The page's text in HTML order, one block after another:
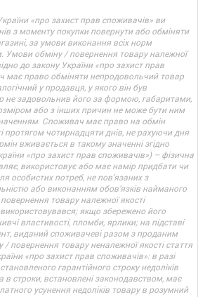
«про захист прав споживачів» ви
з моменту покупки повернути або обміняти
за умови виконання всіх норм
Умови обміну / повернення товару належної
до закону України «про захист прав
має право обміняти непродовольчий товар
у продавця, у якого він був
не задовольнив його за формою, габаритами,
або з інших причин не може бути ним
Споживач має право на обмін
протягом чотирнадцяти днів, не рахуючи дня
вживається в такому значенні згідно
«про захист прав споживачів») – фізична
використовує або має намір придбати чи
особистих потреб, не пов’язаних з
або виконанням обов’язків найманого
товару належної якості
якщо збережено його
властивості, пломби, ярлики; на підставі
виданий споживачеві разом з проданим
повернення товару неналежної якості стаття
«про захист прав споживачів»: в разі
гарантійного строку недоліків
в строки, встановлені законодавством, має
усунення недоліків товару в розумний